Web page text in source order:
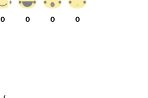
0 0 0 0